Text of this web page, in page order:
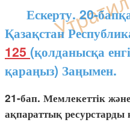
Ескерту. 20-бапқа
Қазақстан
125 (қолданысқа
қараңыз) Заңымен.
21-бап. Мемлекеттік
ақпараттық ресурстарды